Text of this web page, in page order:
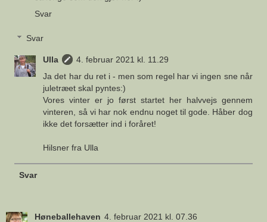
Svar
Svar
Ulla
4. februar 2021 kl. 11.29
Ja det har du ret i - men som regel har vi ingen sne når
juletræet skal pyntes:)
Vores vinter er jo først startet her halvvejs gennem
vinteren, så vi har nok endnu noget til gode. Håber dog
ikke det forsætter ind i foråret!
Hilsner fra Ulla
Svar
Høneballehaven 4. februar 2021 kl. 07.36